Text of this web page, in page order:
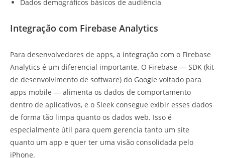
Dados demográficos básicos de audiência
Integração com Firebase Analytics
Para desenvolvedores de apps, a integração com o Firebase
Analytics é um diferencial importante. O Firebase — SDK (kit
de desenvolvimento de software) do Google voltado para
apps mobile — alimenta os dados de comportamento
dentro de aplicativos, e o Sleek consegue exibir esses dados
de forma tão limpa quanto os dados web. Isso é
especialmente útil para quem gerencia tanto um site
quanto um app e quer ter uma visão consolidada pelo
iPhone.